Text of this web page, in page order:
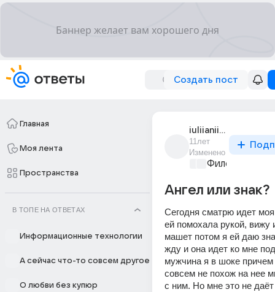
Создать пост
Главная
Моя лента
Пространства
В ТОПЕ НА ОТВЕТАХ
Информационные технологии
А сейчас что-то совсем другое
О любви без купюр
iuliianiia_shtein
11лет
Изменено
Философский
Ангел или знак?
Сегодня сматрю идет
ей помохала рукой, вижу
машет потом я ей даю
жду и она идет ко мне
мужчина я в шоке причем
совсем не похож на нее
с ним. Но мне это не